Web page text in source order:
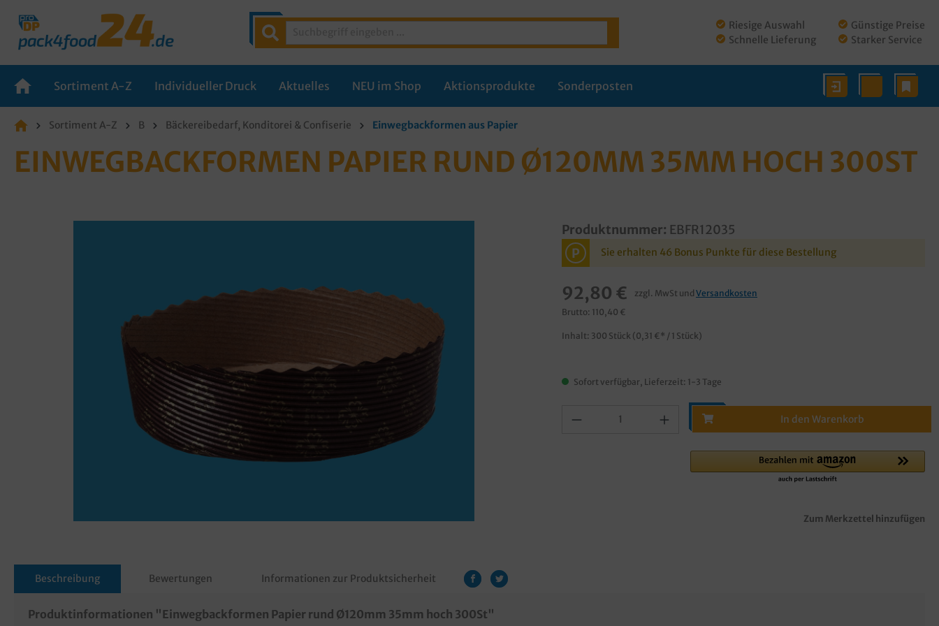
Riesige Auswahl
Schnelle Lieferung
Günstige Preise
Starker Service
Sortiment A-Z Individueller Druck Aktuelles NEU im Shop Aktionsprodukte Sonderposten
Sortiment A-Z B Bäckereibedarf, Konditorei & Confiserie Einwegbackformen aus Papier
EINWEGBACKFORMEN PAPIER RUND Ø120MM 35MM HOCH 300ST
Produktnummer: EBFR12035
P Sie erhalten 46 Bonus Punkte für diese Bestellung
92,80 € zzgl. MwSt und Versandkosten
Brutto: 110,40 €
Inhalt: 300 Stück (0,31 €* / 1 Stück)
Sofort verfügbar, Lieferzeit: 1-3 Tage
In den Warenkorb
Zum Merkzettel hinzufügen
Beschreibung Bewertungen Informationen zur Produktsicherheit
Produktinformationen "Einwegbackformen Papier rund Ø120mm 35mm hoch 300St"